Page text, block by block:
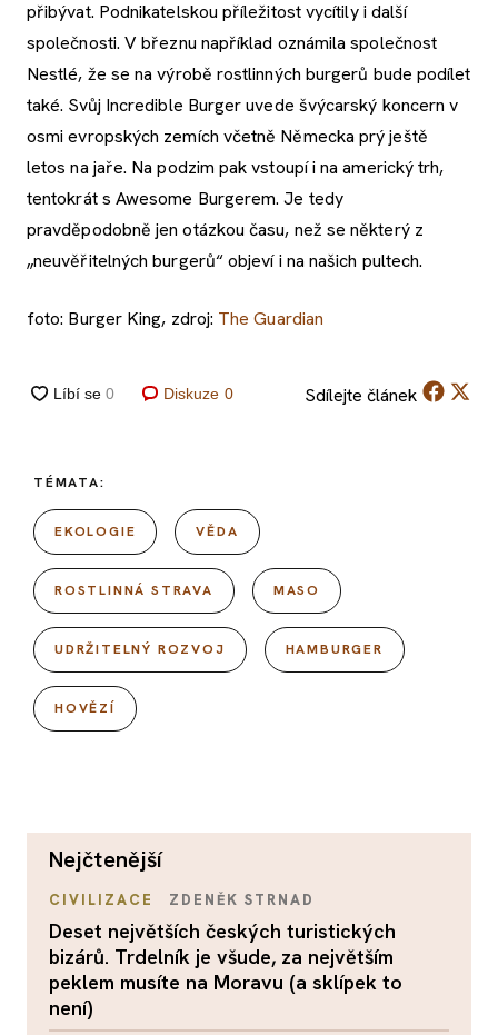
přibývat. Podnikatelskou příležitost vycítily i další
společnosti. V březnu například oznámila společnost
Nestlé, že se na výrobě rostlinných burgerů bude podílet
také. Svůj Incredible Burger uvede švýcarský koncern v
osmi evropských zemích včetně Německa prý ještě
letos na jaře. Na podzim pak vstoupí i na americký trh,
tentokrát s Awesome Burgerem. Je tedy
pravděpodobně jen otázkou času, než se některý z
„neuvěřitelných burgerů“ objeví i na našich pultech.
foto: Burger King, zdroj: The Guardian
Diskuze 0 Sdílejte článek
TÉMATA:
EKOLOGIE VĚDA
ROSTLINNÁ STRAVA MASO
UDRŽITELNÝ ROZVOJ HAMBURGER
HOVĚZÍ
nejčtenější
CIVILIZACE ZDENĚK STRNAD
Deset největších českých turistických
bizárů. Trdelník je všude, za největším
peklem musíte na Moravu (a sklípek to
není)